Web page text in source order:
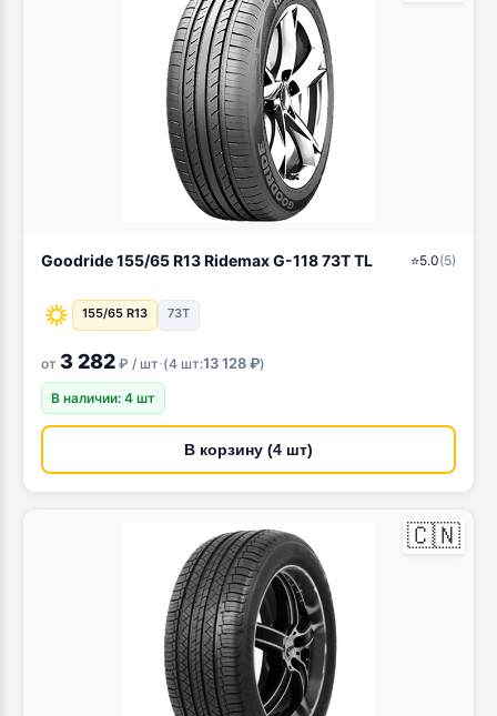
Goodride 155/65 R13 Ridemax G-118 73T TL ⭐5.0(5)
155/65 R13 73T
от 3 282 ₽ / шт·(4 шт:13 128 ₽)
В наличии: 4 шт
В корзину (4 шт)
🇨🇳